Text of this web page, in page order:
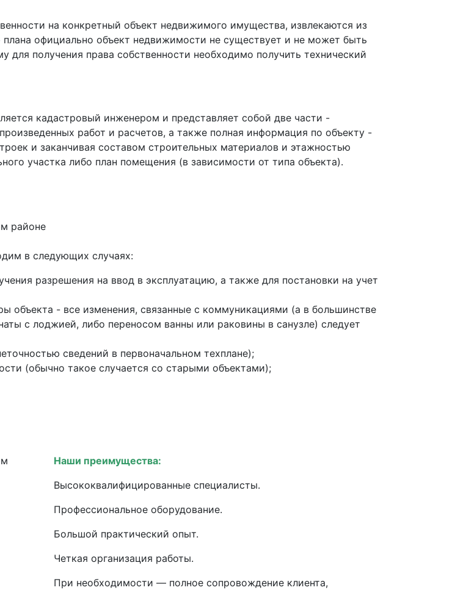
на конкретный объект недвижимого имущества, извлекаются из
плана официально объект недвижимости не существует и не может быть
для получения права собственности необходимо получить технический
кадастровый инженером и представляет собой две части -
работ и расчетов, а также полная информация по объекту -
и заканчивая составом строительных материалов и этажностью
участка либо план помещения (в зависимости от типа объекта).
в следующих случаях:
разрешения на ввод в эксплуатацию, а также для постановки на учет
объекта - все изменения, связанные с коммуникациями (а в большинстве
с лоджией, либо переносом ванны или раковины в санузле) следует
сведений в первоначальном техплане);
(обычно такое случается со старыми объектами);
Наши преимущества:
Высококвалифицированные специалисты.
Профессиональное оборудование.
Большой практический опыт.
Четкая организация работы.
При необходимости — полное сопровождение клиента,